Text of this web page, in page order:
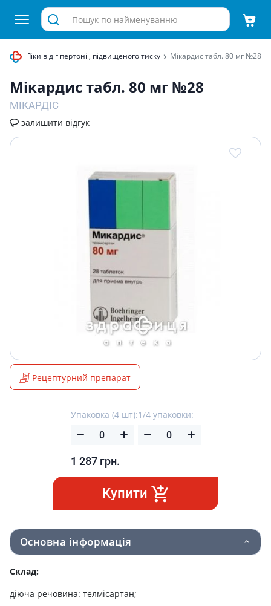
Ліки від гіпертонії, підвищеного тиску Мiкардис табл. 80 мг №28
Мiкардис табл. 80 мг №28
МІКАРДІС
залишити відгук
Рецептурний препарат
Упаковка (4 шт):
1 287 грн.
1/4 упаковки:
Купити
Основна інформація
Склад:
діюча речовина: телмісартан;